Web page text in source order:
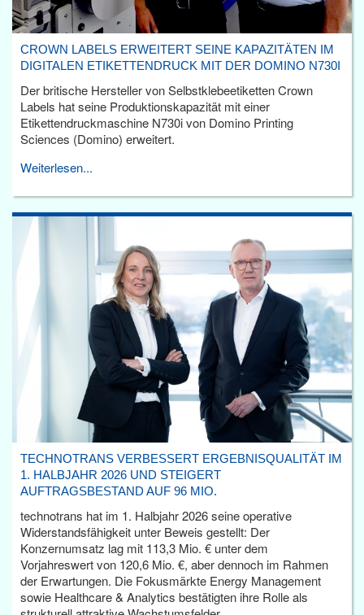
CROWN LABELS ERWEITERT SEINE KAPAZITÄTEN IM
DIGITALEN ETIKETTENDRUCK MIT DER DOMINO N730I
Der britische Hersteller von Selbstklebeetiketten Crown
Labels hat seine Produktionskapazität mit einer
Etikettendruckmaschine N730i von Domino Printing
Sciences (Domino) erweitert.
Weiterlesen...
TECHNOTRANS VERBESSERT ERGEBNISQUALITÄT IM
1. HALBJAHR 2026 UND STEIGERT
AUFTRAGSBESTAND AUF 96 MIO.
technotrans hat im 1. Halbjahr 2026 seine operative
Widerstandsfähigkeit unter Beweis gestellt: Der
Konzernumsatz lag mit 113,3 Mio. € unter dem
Vorjahreswert von 120,6 Mio. €, aber dennoch im Rahmen
der Erwartungen. Die Fokusmärkte Energy Management
sowie Healthcare & Analytics bestätigten ihre Rolle als